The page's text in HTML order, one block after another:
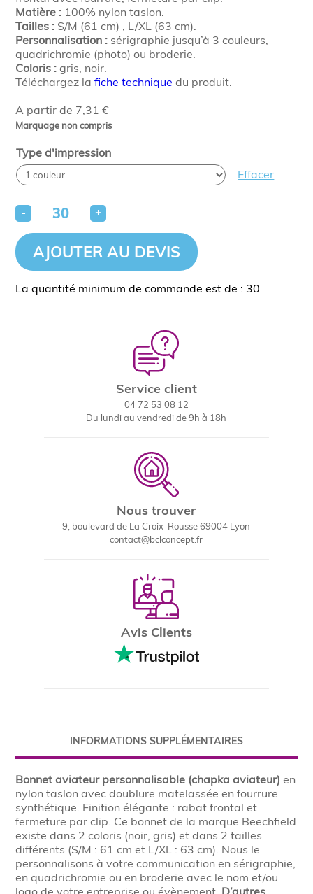
A partir de 7,31 €
Marquage non compris
Matière : 100% nylon taslon.
Tailles : S/M (61 cm) , L/XL (63 cm).
Personnalisation : sérigraphie jusqu’à 3 couleurs,
quadrichromie (photo) ou broderie.
Coloris : gris, noir.
Téléchargez lafiche technique du produit.
Type d'impression
Effacer
- +
AJOUTER AU DEVIS
La quantité minimum de commande est de : 30
Service client
04 72 53 08 12
Du lundi au vendredi de 9h à 18h
Nous trouver
9, boulevard de La Croix-Rousse 69004 Lyon
contact@bclconcept.fr
Avis Clients
INFORMATIONS SUPPLÉMENTAIRES
Bonnet aviateur personnalisable (chapka aviateur) en
nylon taslon avec doublure matelassée en fourrure
synthétique. Finition élégante : rabat frontal et
fermeture par clip. Ce bonnet de la marque Beechfield
existe dans 2 coloris (noir, gris) et dans 2 tailles
différents (S/M : 61 cm et L/XL : 63 cm). Nous le
personnalisons à votre communication en sérigraphie,
en quadrichromie ou en broderie avec le nom et/ou
logo de votre entreprise ou évènement. D’autres